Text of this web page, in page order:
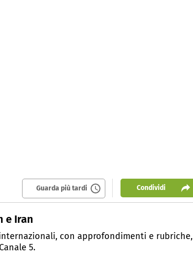
Guarda più tardi Condividi
e Iran
con approfondimenti e rubriche,
5.